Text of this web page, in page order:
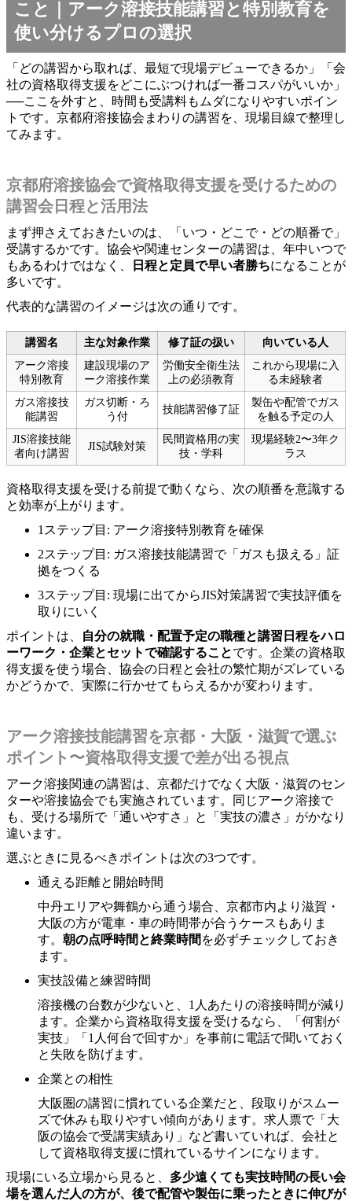
こと｜アーク溶接技能講習と特別教育を
使い分けるプロの選択
「どの講習から取れば、最短で現場デビューできるか」「会
社の資格取得支援をどこにぶつければ一番コスパがいいか」
──ここを外すと、時間も受講料もムダになりやすいポイン
トです。京都府溶接協会まわりの講習を、現場目線で整理し
てみます。
京都府溶接協会で資格取得支援を受けるための
講習会日程と活用法
まず押さえておきたいのは、「いつ・どこで・どの順番で」
受講するかです。協会や関連センターの講習は、年中いつで
もあるわけではなく、
日程と定員で早い者勝ちになることが
多いです。
代表的な講習のイメージは次の通りです。
講習名 主な対象作業 修了証の扱い
向いている人
アーク溶接
特別教育
建設現場のア
ーク溶接作業
労働安全衛生法
上の必須教育
これから現場に入
る未経験者
ガス溶接技
能講習
ガス切断・ろ
う付
技能講習修了証
製缶や配管でガス
を触る予定の人
JIS溶接技能
者向け講習
JIS試験対策
民間資格用の実
技・学科
現場経験2〜3年ク
ラス
資格取得支援を受ける前提で動くなら、次の順番を意識する
と効率が上がります。
1ステップ目: アーク溶接特別教育を確保
2ステップ目: ガス溶接技能講習で「ガスも扱える」証
拠をつくる
3ステップ目: 現場に出てからJIS対策講習で実技評価を
取りにいく
ポイントは、
自分の就職・配置予定の職種と講習日程をハロ
ーワーク・企業とセットで確認することです。企業の資格取
得支援を使う場合、協会の日程と会社の繁忙期がズレている
かどうかで、実際に行かせてもらえるかが変わります。
アーク溶接技能講習を京都・大阪・滋賀で選ぶ
ポイント〜資格取得支援で差が出る視点
アーク溶接関連の講習は、京都だけでなく大阪・滋賀のセン
ターや溶接協会でも実施されています。同じアーク溶接で
も、受ける場所で「通いやすさ」と「実技の濃さ」がかなり
違います。
選ぶときに見るべきポイントは次の3つです。
通える距離と開始時間
中丹エリアや舞鶴から通う場合、京都市内より滋賀・
大阪の方が電車・車の時間帯が合うケースもありま
す。 朝の点呼時間と終業時間 を必ずチェックしておき
ます。
実技設備と練習時間
溶接機の台数が少ないと、1人あたりの溶接時間が減り
ます。企業から資格取得支援を受けるなら、「何割が
実技」「1人何台で回すか」を事前に電話で聞いておく
と失敗を防げます。
企業との相性
大阪圏の講習に慣れている企業だと、段取りがスムー
ズで休みも取りやすい傾向があります。求人票で「大
阪の協会で受講実績あり」など書いていれば、会社と
して資格取得支援に慣れているサインになります。
現場にいる立場から見ると、 多少遠くても実技時間の長い会
場を選んだ人の方が、後で配管や製缶に乗ったときに伸びが